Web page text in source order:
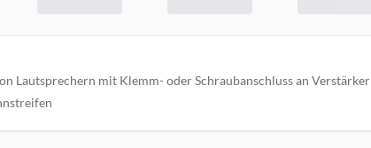
Lautsprechern mit Klemm- oder Schraubanschluss an Verstärker